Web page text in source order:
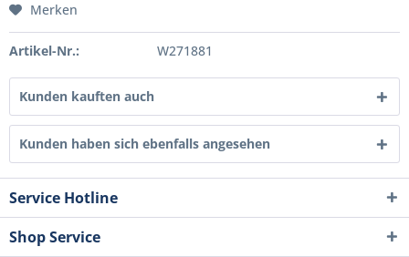
Merken
Artikel-Nr.: W271881
Kunden kauften auch
Kunden haben sich ebenfalls angesehen
Service Hotline
Shop Service